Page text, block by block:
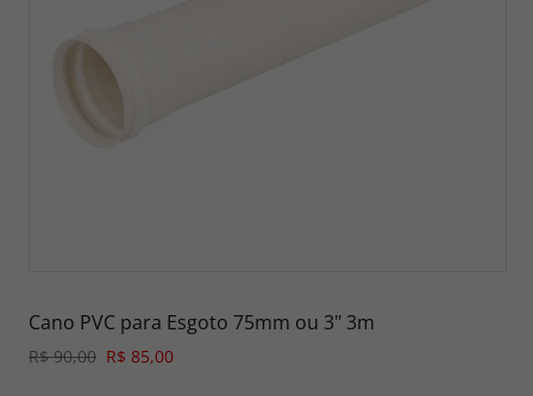
Cano PVC para Esgoto 75mm ou 3" 3m
R$ 90,00 R$ 85,00